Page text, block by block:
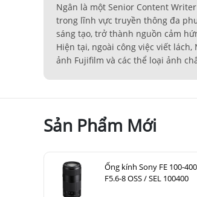
Ngân là một Senior Content
trong lĩnh vực truyền thông đa
sáng tạo, trở thành nguồn cảm
Hiện tại, ngoài công việc viết
ảnh Fujifilm và các thể loại ảnh
Sản Phẩm Mới
Ống kính Sony FE 100-
F5.6-8 OSS / SEL 100400